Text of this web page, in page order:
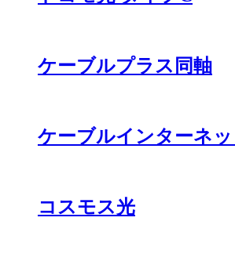
ケーブルプラス同軸
ケーブルインターネ
コスモス光